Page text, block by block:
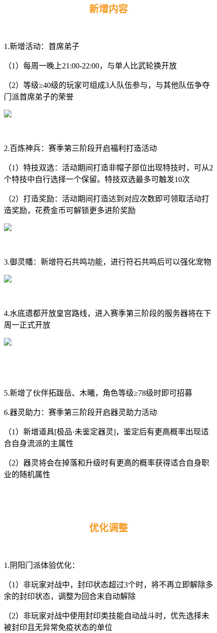
新增内容
1.新增活动：首席弟子
（1）每周一晚上21:00-22:00，与单人比武轮换开放
（2）等级≥40级的玩家可组成3人队伍参与，与其他队伍争夺
门派首席弟子的荣誉
2.百炼神兵：赛季第三阶段开启福利打造活动
（1）特技双选：活动期间打造非帽子部位出现特技时，可从2
个特技中自行选择一个保留。特技双选最多可触发10次
（2）打造奖励：活动期间打造达到对应次数即可领取活动打
造奖励，花费金币可解锁更多进阶奖励
3.御灵幡：新增符石共鸣功能，进行符石共鸣后可以强化宠物
4.水底遗都开放皇宫路线，进入赛季第三阶段的服务器将在下
周一正式开放
5.新增了伙伴拓跋岳、木曦，角色等级≥78级时即可招募
6.器灵助力：赛季第三阶段开启器灵助力活动
（1）新增道具[极品·未鉴定器灵]，鉴定后有更高概率出现适
合自身流派的主属性
（2）器灵将会在掉落和升级时有更高的概率获得适合自身职
业的随机属性
优化调整
1.阴阳门派体验优化：
（1）非玩家对战中，封印状态超过3个时，将不再立即解除多
余的封印状态，调整为回合末自动解除
（2）非玩家对战中使用封印类技能自动战斗时，优先选择未
被封印且无异常免疫状态的单位